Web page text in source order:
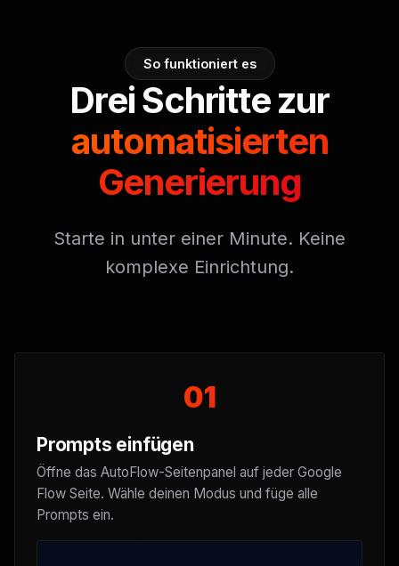
So funktioniert es
Drei Schritte zur
automatisierten
Generierung
Starte in unter einer Minute. Keine
komplexe Einrichtung.
01
Prompts einfügen
Öffne das AutoFlow-Seitenpanel auf jeder Google
Flow Seite. Wähle deinen Modus und füge alle
Prompts ein.